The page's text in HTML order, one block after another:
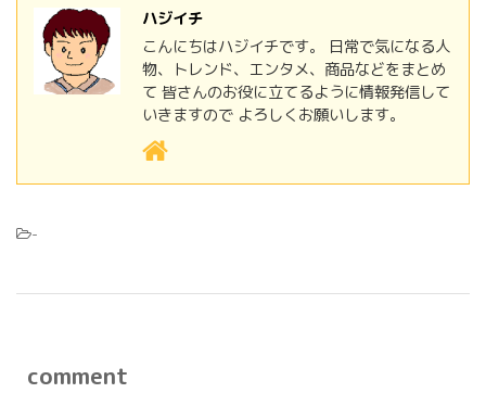
ハジイチ
こんにちはハジイチです。 日常で気になる人
物、トレンド、エンタメ、商品などをまとめ
て 皆さんのお役に立てるように情報発信して
いきますので よろしくお願いします。
-
comment